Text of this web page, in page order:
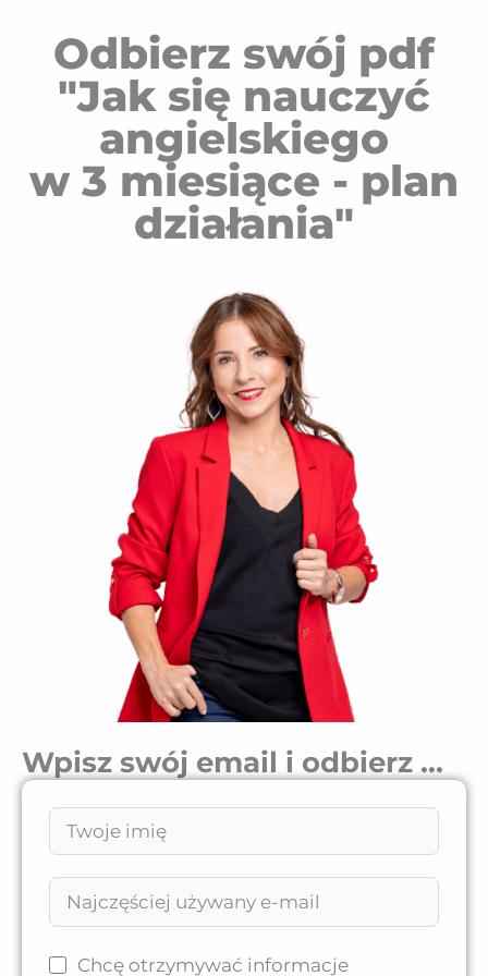
Odbierz swój pdf
"Jak się nauczyć
angielskiego
w 3 miesiące - plan
działania"
Wpisz swój email i odbierz ...
Chcę otrzymywać informacje